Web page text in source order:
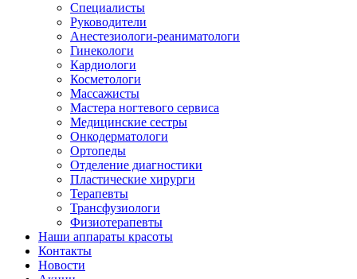
Специалисты
Руководители
Анестезиологи-реаниматологи
Гинекологи
Кардиологи
Косметологи
Массажисты
Мастера ногтевого сервиса
Медицинские сестры
Онкодерматологи
Ортопеды
Отделение диагностики
Пластические хирурги
Терапевты
Трансфузиологи
Физиотерапевты
Наши аппараты красоты
Контакты
Новости